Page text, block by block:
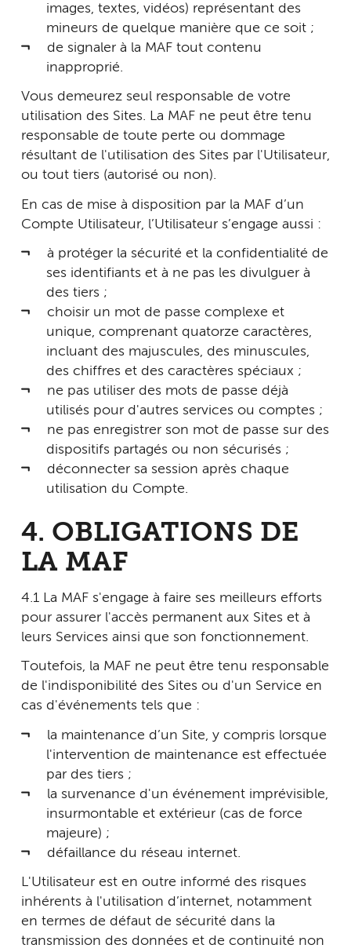
images, textes, vidéos) représentant des
mineurs de quelque manière que ce soit ;
de signaler à la MAF tout contenu
inapproprié.
Vous demeurez seul responsable de votre
utilisation des Sites. La MAF ne peut être tenu
responsable de toute perte ou dommage
résultant de l'utilisation des Sites par l'Utilisateur,
ou tout tiers (autorisé ou non).
En cas de mise à disposition par la MAF d’un
Compte Utilisateur, l’Utilisateur s’engage aussi :
à protéger la sécurité et la confidentialité de
ses identifiants et à ne pas les divulguer à
des tiers ;
choisir un mot de passe complexe et
unique, comprenant quatorze caractères,
incluant des majuscules, des minuscules,
des chiffres et des caractères spéciaux ;
ne pas utiliser des mots de passe déjà
utilisés pour d'autres services ou comptes ;
ne pas enregistrer son mot de passe sur des
dispositifs partagés ou non sécurisés ;
déconnecter sa session après chaque
utilisation du Compte.
4. OBLIGATIONS DE
LA MAF
4.1 La MAF s'engage à faire ses meilleurs efforts
pour assurer l'accès permanent aux Sites et à
leurs Services ainsi que son fonctionnement.
Toutefois, la MAF ne peut être tenu responsable
de l'indisponibilité des Sites ou d'un Service en
cas d'événements tels que :
la maintenance d’un Site, y compris lorsque
l'intervention de maintenance est effectuée
par des tiers ;
la survenance d'un événement imprévisible,
insurmontable et extérieur (cas de force
majeure) ;
défaillance du réseau internet.
L'Utilisateur est en outre informé des risques
inhérents à l'utilisation d’internet, notamment
en termes de défaut de sécurité dans la
transmission des données et de continuité non